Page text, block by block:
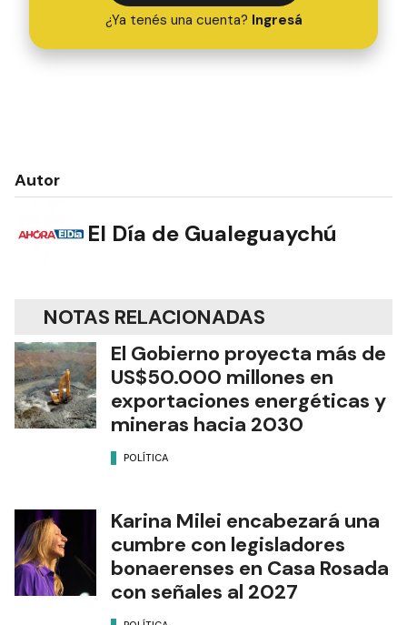
¿Ya tenés una cuenta? Ingresá
Autor
El Día de Gualeguaychú
NOTAS RELACIONADAS
El Gobierno proyecta más de
US$50.000 millones en
exportaciones energéticas y
mineras hacia 2030
POLÍTICA
Karina Milei encabezará una
cumbre con legisladores
bonaerenses en Casa Rosada
con señales al 2027